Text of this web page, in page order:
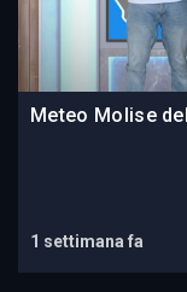
Meteo Molise
1 settimana fa